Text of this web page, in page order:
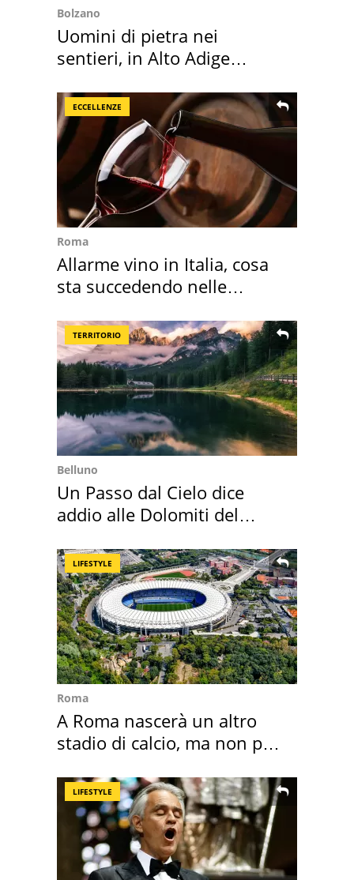
Bolzano
Uomini di pietra nei
sentieri, in Alto Adige
ECCELLENZE
Roma
Allarme vino in Italia, cosa
sta succedendo nelle
TERRITORIO
Belluno
Un Passo dal Cielo dice
addio alle Dolomiti del
LIFESTYLE
Roma
A Roma nascerà un altro
stadio di calcio, ma non per
LIFESTYLE